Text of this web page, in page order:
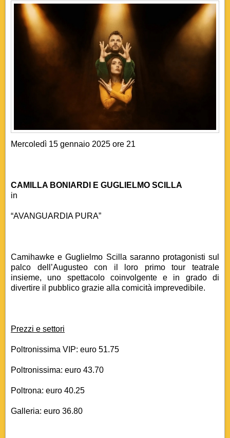
Mercoledì 15 gennaio 2025 ore 21
CAMILLA BONIARDI E GUGLIELMO SCILLA
in
“AVANGUARDIA PURA”
Camihawke e Guglielmo Scilla saranno protagonisti sul
palco dell’Augusteo con il loro primo tour teatrale
insieme, uno spettacolo coinvolgente e in grado di
divertire il pubblico grazie alla comicità imprevedibile.
Prezzi e settori
Poltronissima VIP: euro 51.75
Poltronissima: euro 43.70
Poltrona: euro 40.25
Galleria: euro 36.80